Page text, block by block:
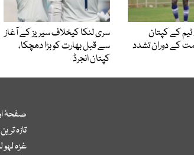
ٹیم کے کپتان
کے دوران تشدد
سری لنکا کیخلاف سیریز کے آغاز
سے قبل بھارت کو بڑا دھچکا،
کپتان انجرڈ
صفحۂ
تازہ ترین
غزہ لہو